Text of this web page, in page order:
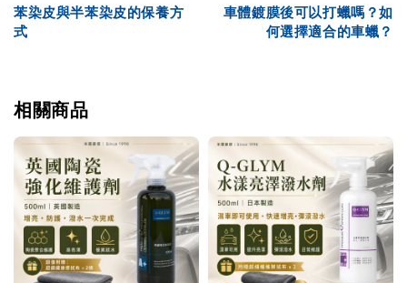
苯染皮與半苯染皮的保養方
式
車體鍍膜後可以打蠟嗎？如
何選擇適合的車蠟？
相關商品